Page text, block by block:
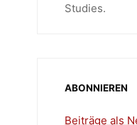
Studies.
ABONNIEREN
Beiträge als